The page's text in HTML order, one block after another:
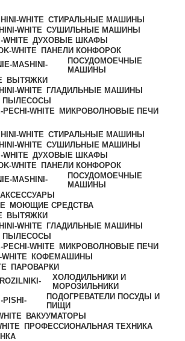
СТИРАЛЬНЫЕ МАШИНЫ
СУШИЛЬНЫЕ МАШИНЫ
ДУХОВЫЕ ШКАФЫ
ПАНЕЛИ КОНФОРОК
ПОСУДОМОЕЧНЫЕ
МАШИНЫ
ВЫТЯЖКИ
ГЛАДИЛЬНЫЕ МАШИНЫ
ПЫЛЕСОСЫ
МИКРОВОЛНОВЫЕ ПЕЧИ
СТИРАЛЬНЫЕ МАШИНЫ
СУШИЛЬНЫЕ МАШИНЫ
ДУХОВЫЕ ШКАФЫ
ПАНЕЛИ КОНФОРОК
ПОСУДОМОЕЧНЫЕ
МАШИНЫ
АКСЕССУАРЫ
МОЮЩИЕ СРЕДСТВА
ВЫТЯЖКИ
ГЛАДИЛЬНЫЕ МАШИНЫ
ПЫЛЕСОСЫ
МИКРОВОЛНОВЫЕ ПЕЧИ
КОФЕМАШИНЫ
ПАРОВАРКИ
ХОЛОДИЛЬНИКИ И
МОРОЗИЛЬНИКИ
ПОДОГРЕВАТЕЛИ ПОСУДЫ И
ПИЩИ
ВАКУУМАТОРЫ
ПРОФЕССИОНАЛЬНАЯ ТЕХНИКА